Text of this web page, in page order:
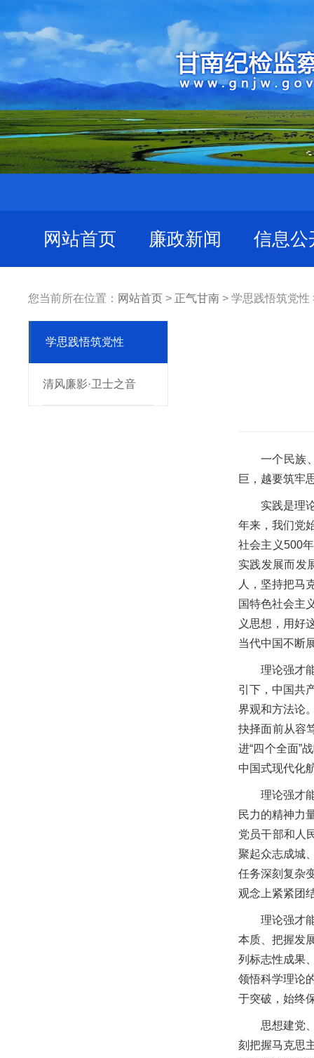
网站首页 廉政新闻 信息公
您当前所在位置： 网站首页 > 正气甘南 > 学思践悟筑党性
学思践悟筑党性
清风廉影·卫士之音
一个民族
巨，越要筑牢
实践是理
年来，我们党
社会主义500
实践发展而发
人，坚持把马
国特色社会主
义思想，用好
当代中国不断
理论强才
引下，中国共
界观和方法论
抉择面前从容
进“四个全面”
中国式现代化
理论强才
民力的精神力
党员干部和人
聚起众志成城
任务深刻复杂
观念上紧紧团
理论强才
本质、把握发
列标志性成果
领悟科学理论
于突破，始终
思想建党
刻把握马克思